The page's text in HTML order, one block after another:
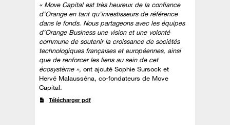
« Move Capital est très heureux de la confiance
d’Orange en tant qu’investisseurs de référence
dans le fonds. Nous partageons avec les équipes
d’Orange Business une vision et une volonté
commune de soutenir la croissance de sociétés
technologiques françaises et européennes, ainsi
que de renforcer les liens au sein de cet
écosystème », ont ajouté Sophie Sursock et
Hervé Malausséna, co-fondateurs de Move
Capital.
Télécharger pdf